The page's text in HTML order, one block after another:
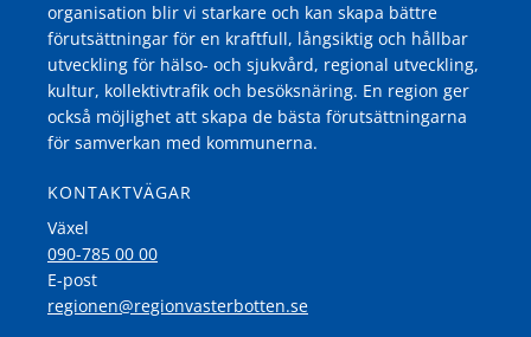
organisation blir vi starkare och kan skapa bättre
förutsättningar för en kraftfull, långsiktig och hållbar
utveckling för hälso- och sjukvård, regional utveckling,
kultur, kollektivtrafik och besöksnäring. En region ger
också möjlighet att skapa de bästa förutsättningarna
för samverkan med kommunerna.
KONTAKTVÄGAR
Växel
090-785 00 00
E-post
regionen@regionvasterbotten.se